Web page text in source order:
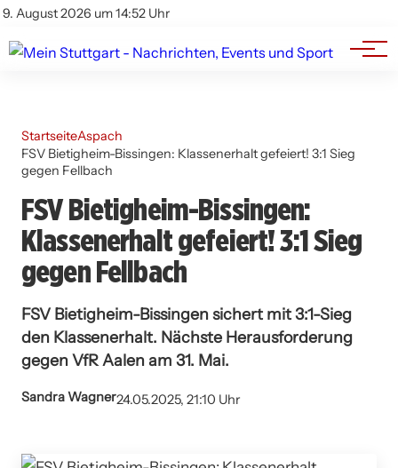
9. August 2026 um 14:52 Uhr
Impressum
Branchenbuch
Werbung
StartseiteAspach
FSV Bietigheim-Bissingen: Klassenerhalt gefeiert! 3:1 Sieg
gegen Fellbach
FSV Bietigheim-Bissingen:
Klassenerhalt gefeiert! 3:1 Sieg
gegen Fellbach
FSV Bietigheim-Bissingen sichert mit 3:1-Sieg
den Klassenerhalt. Nächste Herausforderung
gegen VfR Aalen am 31. Mai.
Sandra Wagner24.05.2025, 21:10 Uhr